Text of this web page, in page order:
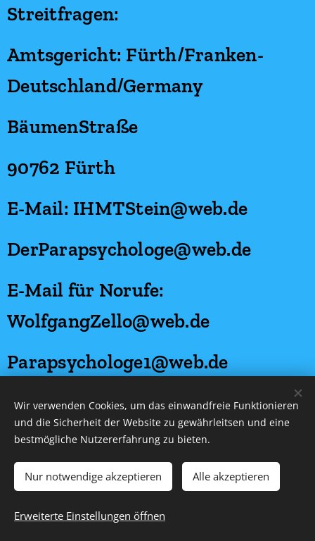
Streitfragen:
Amtsgericht: Fürth/Franken-
Deutschland/Germany
BäumenStraße
90762 Fürth
E-Mail: IHMTStein@web.de
DerParapsychologe@web.de
E-Mail für Norufe:
WolfgangZello@web.de
Parapsychologe1@web.de
Homepagen:
DevasHypnosestudioStein.de
DerParapsychologe.de
ParapsychologeZello.de
Wir verwenden Cookies, um das einwandfreie Funktionieren
und die Sicherheit der Website zu gewährleitsen und eine
bestmögliche Nutzererfahrung zu bieten.
Nur notwendige akzeptieren Alle akzeptieren
Erweiterte Einstellungen öffnen